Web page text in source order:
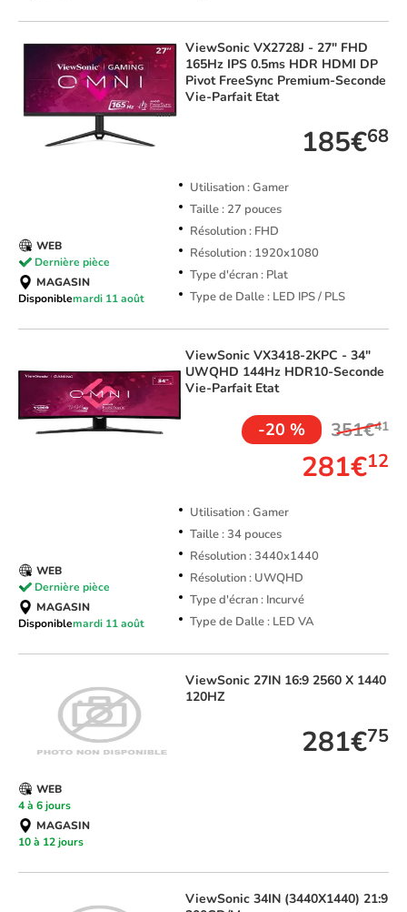
ViewSonic VX2728J - 27" FHD
165Hz IPS 0.5ms HDR HDMI DP
Pivot FreeSync Premium-Seconde
Vie-Parfait Etat
185€68
Utilisation : Gamer
Taille : 27 pouces
Résolution : FHD
Résolution : 1920x1080
Type d'écran : Plat
Type de Dalle : LED IPS / PLS
WEB
Dernière pièce
MAGASIN
Disponiblemardi 11 août
ViewSonic VX3418-2KPC - 34"
UWQHD 144Hz HDR10-Seconde
Vie-Parfait Etat
-20 % 351€41
281€12
Utilisation : Gamer
Taille : 34 pouces
Résolution : 3440x1440
Résolution : UWQHD
Type d'écran : Incurvé
Type de Dalle : LED VA
WEB
Dernière pièce
MAGASIN
Disponiblemardi 11 août
ViewSonic 27IN 16:9 2560 X 1440
120HZ
281€75
WEB
4 à 6 jours
MAGASIN
10 à 12 jours
ViewSonic 34IN (3440X1440) 21:9